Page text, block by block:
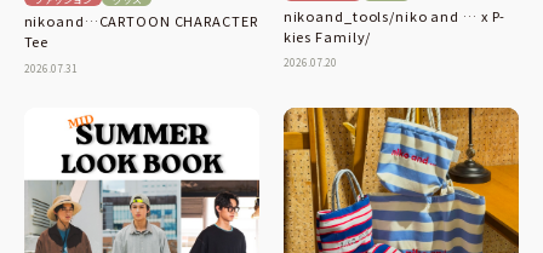
nikoand…CARTOON CHARACTER
Tee
2026.07.31
nikoand_tools/niko and … x P-
kies Family/
2026.07.20